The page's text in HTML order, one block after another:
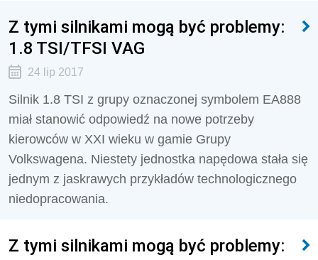
Z tymi silnikami mogą być problemy:
1.8 TSI/TFSI VAG
24 lip 2017
Silnik 1.8 TSI z grupy oznaczonej symbolem EA888
miał stanowić odpowiedź na nowe potrzeby
kierowców w XXI wieku w gamie Grupy
Volkswagena. Niestety jednostka napędowa stała się
jednym z jaskrawych przykładów technologicznego
niedopracowania.
Z tymi silnikami mogą być problemy: